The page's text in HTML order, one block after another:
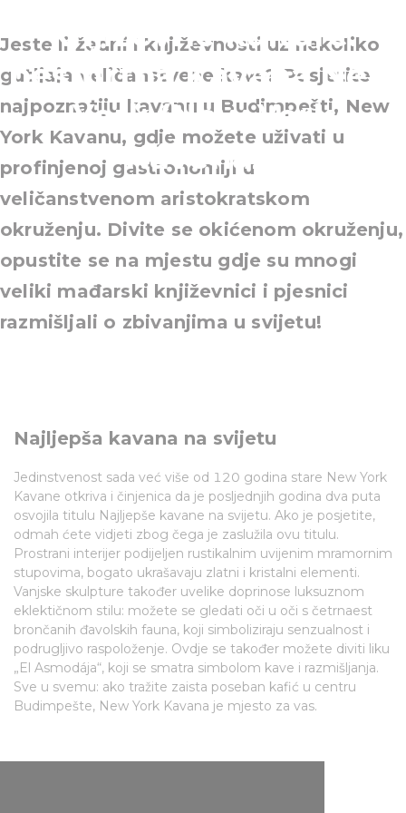
književne kulture:
besmrtna Kavana New
York (New York
Kávéház)
Jeste li žedni i književnosti uz nekoliko
gutljaja veličanstvene kave? Posjetite
najpoznatiju kavanu u Budimpešti, New
York Kavanu, gdje možete uživati u
profinjenoj gastronomiji u
veličanstvenom aristokratskom
okruženju. Divite se okićenom okruženju,
opustite se na mjestu gdje su mnogi
veliki mađarski književnici i pjesnici
razmišljali o zbivanjima u svijetu!
Najljepša kavana na svijetu
Jedinstvenost sada već više od 120 godina stare New York
Kavane otkriva i činjenica da je posljednjih godina dva puta
osvojila titulu Najljepše kavane na svijetu. Ako je posjetite,
odmah ćete vidjeti zbog čega je zaslužila ovu titulu.
Prostrani interijer podijeljen rustikalnim uvijenim mramornim
stupovima, bogato ukrašavaju zlatni i kristalni elementi.
Vanjske skulpture također uvelike doprinose luksuznom
eklektičnom stilu: možete se gledati oči u oči s četrnaest
brončanih đavolskih fauna, koji simboliziraju senzualnost i
podrugljivo raspoloženje. Ovdje se također možete diviti liku
„El Asmodája“, koji se smatra simbolom kave i razmišljanja.
Sve u svemu: ako tražite zaista poseban kafić u centru
Budimpešte, New York Kavana je mjesto za vas.